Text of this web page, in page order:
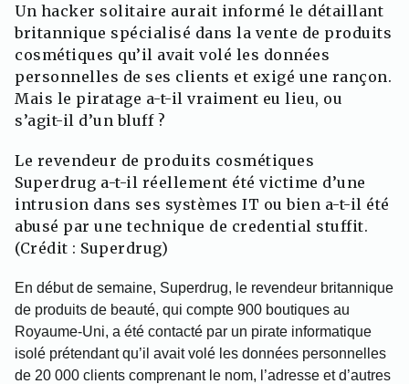
Un hacker solitaire aurait informé le détaillant
britannique spécialisé dans la vente de produits
cosmétiques qu’il avait volé les données
personnelles de ses clients et exigé une rançon.
Mais le piratage a-t-il vraiment eu lieu, ou
s’agit-il d’un bluff ?
Le revendeur de produits cosmétiques
Superdrug a-t-il réellement été victime d’une
intrusion dans ses systèmes IT ou bien a-t-il été
abusé par une technique de credential stuffit.
(Crédit : Superdrug)
En début de semaine, Superdrug, le revendeur britannique
de produits de beauté, qui compte 900 boutiques au
Royaume-Uni, a été contacté par un pirate informatique
isolé prétendant qu’il avait volé les données personnelles
de 20 000 clients comprenant le nom, l’adresse et d’autres